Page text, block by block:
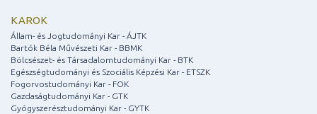
KAROK
Állam- és Jogtudományi Kar - ÁJTK
Bartók Béla Művészeti Kar - BBMK
Bölcsészet- és Társadalomtudományi Kar - BTK
Egészségtudományi és Szociális Képzési Kar - ETSZK
Fogorvostudományi Kar - FOK
Gazdaságtudományi Kar - GTK
Gyógyszerésztudományi Kar - GYTK